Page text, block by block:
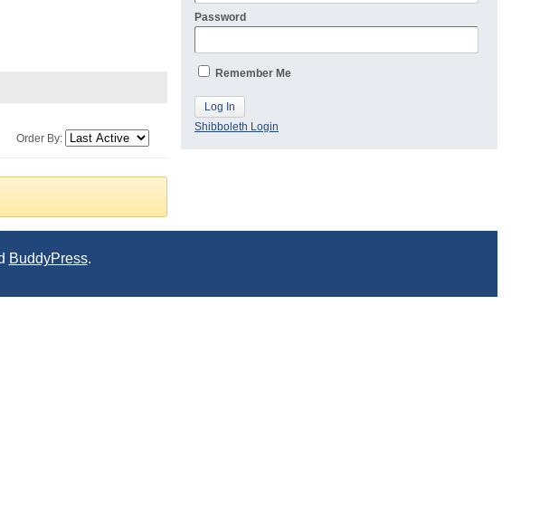
Order By:
Password
Remember Me
Shibboleth Login
BuddyPress.